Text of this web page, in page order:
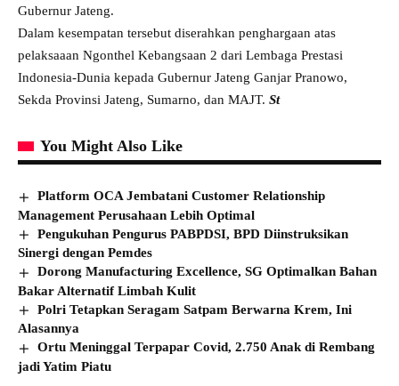
Gubernur Jateng.
Dalam kesempatan tersebut diserahkan penghargaan atas
pelaksaaan Ngonthel Kebangsaan 2 dari Lembaga Prestasi
Indonesia-Dunia kepada Gubernur Jateng Ganjar Pranowo,
Sekda Provinsi Jateng, Sumarno, dan MAJT. St
You Might Also Like
Platform OCA Jembatani Customer Relationship
Management Perusahaan Lebih Optimal
Pengukuhan Pengurus PABPDSI, BPD Diinstruksikan
Sinergi dengan Pemdes
Dorong Manufacturing Excellence, SG Optimalkan Bahan
Bakar Alternatif Limbah Kulit
Polri Tetapkan Seragam Satpam Berwarna Krem, Ini
Alasannya
Ortu Meninggal Terpapar Covid, 2.750 Anak di Rembang
jadi Yatim Piatu